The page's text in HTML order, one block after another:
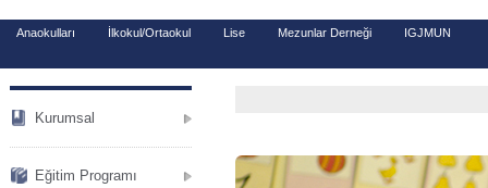
Anaokulları İlkokul/Ortaokul Lise Mezunlar Derneği IGJMUN
Kurumsal
Eğitim Programı